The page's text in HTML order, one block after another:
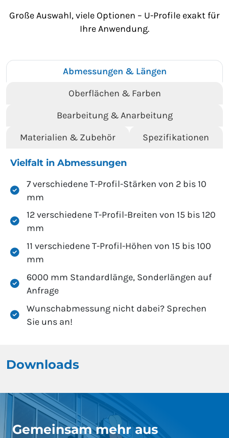
Große Auswahl, viele Optionen – U-Profile exakt für
Ihre Anwendung.
Abmessungen & Längen
Oberflächen & Farben
Bearbeitung & Anarbeitung
Materialien & Zubehör Spezifikationen
Vielfalt in Abmessungen
7 verschiedene T-Profil-Stärken von 2 bis 10
mm
12 verschiedene T-Profil-Breiten von 15 bis 120
mm
11 verschiedene T-Profil-Höhen von 15 bis 100
mm
6000 mm Standardlänge, Sonderlängen auf
Anfrage
Wunschabmessung nicht dabei? Sprechen
Sie uns an!
Downloads
Gemeinsam mehr aus